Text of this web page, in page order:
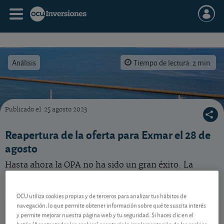
Análisis Tiempo de lectura: 2 min.
Publicado el 25 agosto 2023
Reapertura de la oferta para Exmar el 28 de
agosto
Hasta ahora la OPA no ha sido un gran éxito. La
reabren... ¿Seguimos invirtiendo en la acción de
Exmar
BE0003808251
11,45 EUR
-
OCU utiliza cookies propias y de terceros para analizar tus hábitos de
navegación, lo que permite obtener información sobre qué te suscita interés
y permite mejorar nuestra página web y tu seguridad. Si haces clic en el